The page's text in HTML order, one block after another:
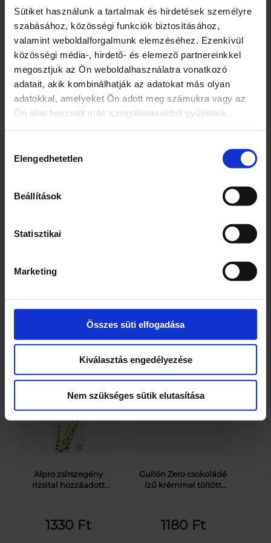
Sütiket használunk a tartalmak és hirdetések személyre
szabásához, közösségi funkciók biztosításához,
valamint weboldalforgalmunk elemzéséhez. Ezenkívül
közösségi média-, hirdető- és elemező partnereinkkel
megosztjuk az Ön weboldalhasználatra vonatkozó
adatait, akik kombinálhatják az adatokat más olyan
adatokkal, amelyeket Ön adott meg számukra vagy az
Ön által használt más szolgáltatásokból gyűjtöttek.
kiválasztása
Elengedhetetlen
Beállítások
Statisztikai
Marketing
Összes süti elfogadása
Kiválasztás engedélyezése
Nem szükséges sütik elutasítása
Halolaj, lenolaj, napraforgóolaj, E-vitamin (DL-alfa-
tokoferilacetát), lágykapszula (zselatin, glicerin,
tisztított víz).
Adagolás
Fogyassz 2 kapszulát naponta.
Tápérték táblázat
Tápértékek 2 kapszula
Halolaj 800 mg
EPA 144 mg
Lenolaj 600 mg
Napraforgóolaj 580 mg
Omega 6 280 mg
*RI: Referencia beviteli érték egy átlagos felnőtt
számára (8400 kJ/2000 kcal)
Kapcsolódó termékek
Alpro zsírszegény
rizsital hozzáadott
1330 Ft
Gullón Zero csokoládé
ízű krémmel töltött
nélkül 250 g
1180 Ft